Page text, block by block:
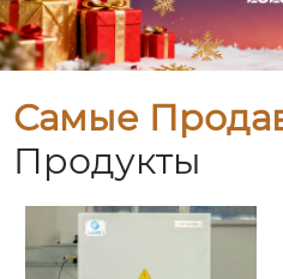
Самые
Продукты